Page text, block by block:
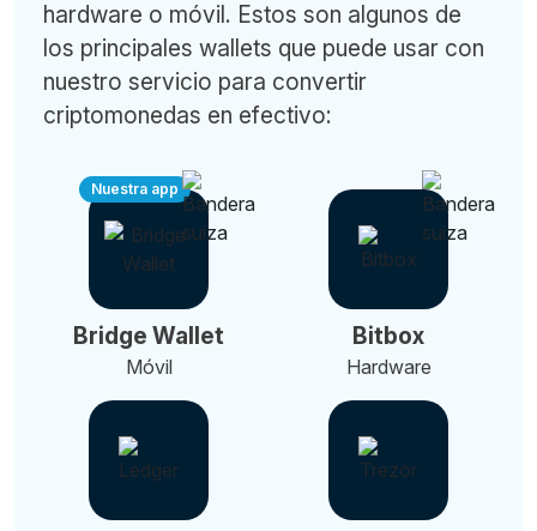
hardware o móvil. Estos son algunos de
los principales wallets que puede usar con
nuestro servicio para convertir
criptomonedas en efectivo:
Nuestra app
Bridge Wallet
Móvil
Bitbox
Hardware